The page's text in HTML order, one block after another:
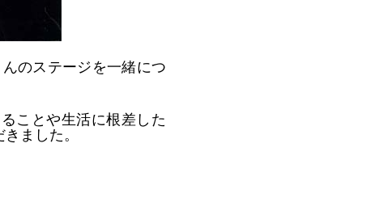
のステージを一緒につ
ことや生活に根差した
ました。